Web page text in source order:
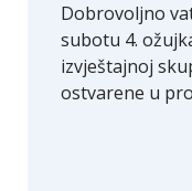
Dobrovoljno
subotu 4.
izvještajnoj
ostvarene u